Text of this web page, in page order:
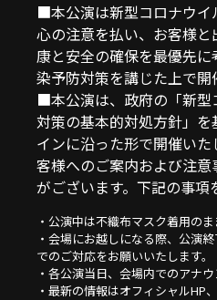
■本公演は新型コロナウイ
心の注意を払い、お客様
康と安全の確保を最優先
染予防対策を講じた上で開
■本公演は、政府の「新型
対策の基本的対処方針」
インに沿った形で開催い
客様へのご案内および注
がございます。下記の事項
・公演中は不織布マスク着用のま
・会場にお越しになる際、公演
でのご対応をお願いいたします。
・各公演当日、会場内でのアナ
・最新の情報はオフィシャルHP